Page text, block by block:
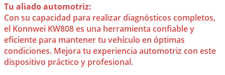
Tu aliado automotriz:
Con su capacidad para realizar diagnósticos completos,
el Konnwei KW808 es una herramienta confiable y
eficiente para mantener tu vehículo en óptimas
condiciones. Mejora tu experiencia automotriz con este
dispositivo práctico y profesional.